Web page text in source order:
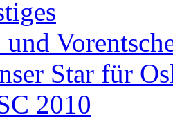
und
Star für
2010